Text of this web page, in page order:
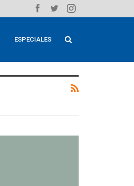
ESPECIALES